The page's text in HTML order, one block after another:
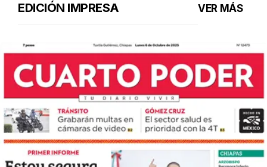
EDICIÓN IMPRESA VER MÁS